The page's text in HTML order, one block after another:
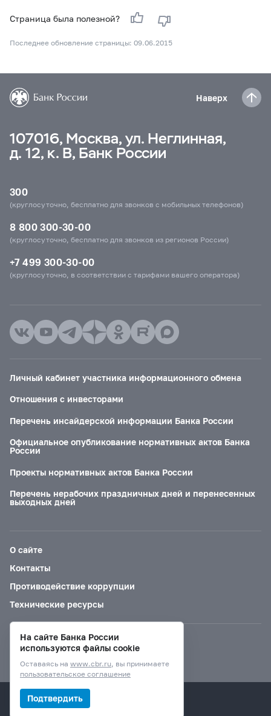
Страница была полезной?
Последнее обновление страницы: 09.06.2015
Наверх
107016, Москва, ул. Неглинная,
д. 12, к. В, Банк России
300
(круглосуточно, бесплатно для звонков с мобильных телефонов)
8 800 300-30-00
(круглосуточно, бесплатно для звонков из регионов России)
+7 499 300-30-00
(круглосуточно, в соответствии с тарифами вашего оператора)
Личный кабинет участника информационного обмена
Отношения с инвесторами
Перечень инсайдерской информации Банка России
Официальное опубликование нормативных актов Банка
России
Проекты нормативных актов Банка России
Перечень нерабочих праздничных дней и перенесенных
выходных дней
О сайте
Контакты
Противодействие коррупции
Технические ресурсы
Версия для слабовидящих
© Банк России, 2000–2026.
На сайте Банка России
используются файлы cookie
Оставаясь на www.cbr.ru, вы принимаете
пользовательское соглашение
Подтвердить